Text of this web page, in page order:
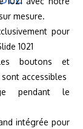
mesure.
pour
1021
boutons et
accessibles
pendant le
intégrée pour